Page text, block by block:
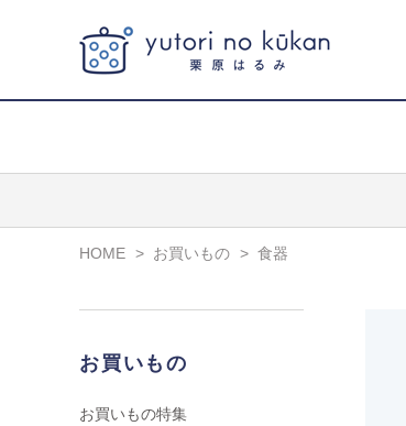
HOME > お買いもの > 食器
お買いもの
お買いもの特集